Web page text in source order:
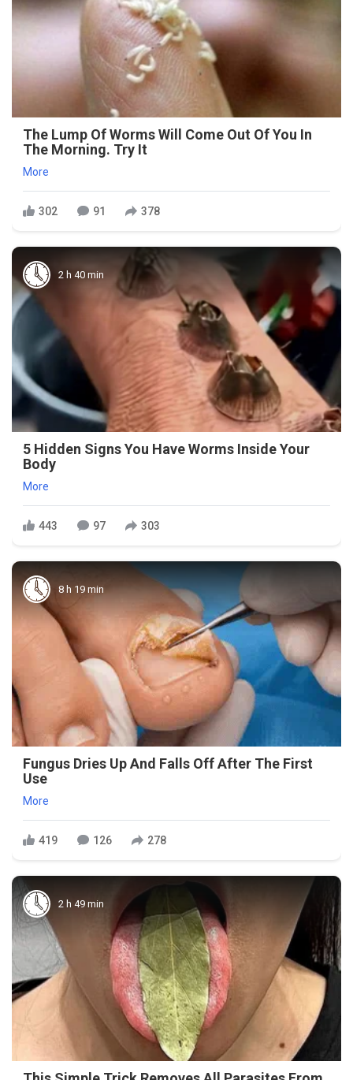
The Lump Of Worms Will Come Out Of You In
The Morning. Try It
More
302 91 378
2 h 40 min
5 Hidden Signs You Have Worms Inside Your
Body
More
443 97 303
8 h 19 min
Fungus Dries Up And Falls Off After The First
Use
More
419 126 278
2 h 49 min